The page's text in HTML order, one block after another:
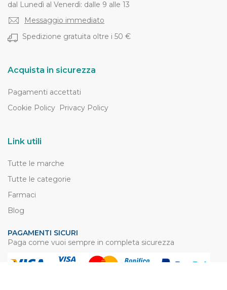
dal Lunedì al Venerdì: dalle 9 alle 13
Messaggio immediato
Spedizione gratuita oltre i 50 €
Acquista in sicurezza
Pagamenti accettati
Cookie Policy Privacy Policy
Link utili
Tutte le marche
Tutte le categorie
Farmaci
Blog
PAGAMENTI SICURI
Paga come vuoi sempre in completa sicurezza